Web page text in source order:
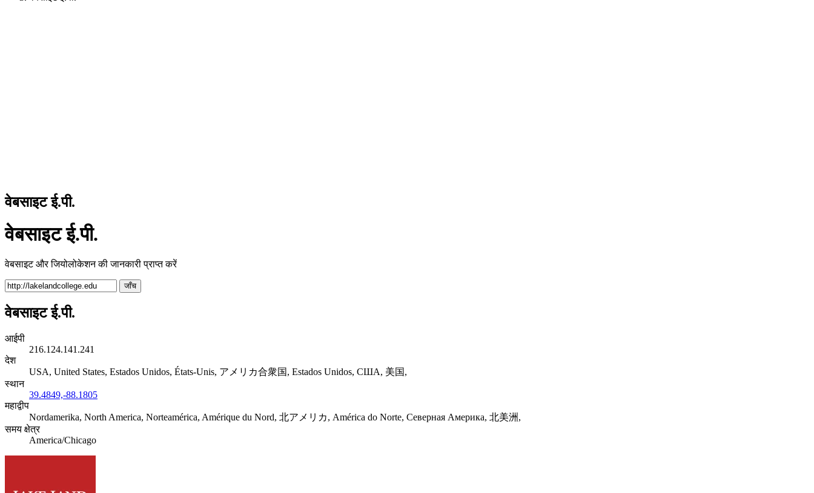
वेबसाइट ई.पी.
वेबसाइट ई.पी.
वेबसाइट और जियोलोकेशन की जानकारी प्राप्त करें
जाँच
वेबसाइट ई.पी.
आईपी
216.124.141.241
देश
USA, United States, Estados Unidos, États-Unis, アメリカ合衆国, Estados Unidos, США, 美国,
स्थान
39.4849,-88.1805
महाद्वीप
Nordamerika, North America, Norteamérica, Amérique du Nord, 北アメリカ, América do Norte, Северная Америка, 北美洲,
समय क्षेत्र
America/Chicago